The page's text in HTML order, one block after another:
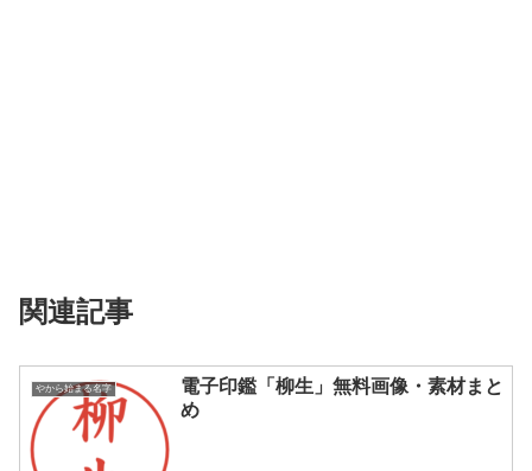
関連記事
やから始まる名字
電子印鑑「柳生」無料画像・素材まと
め